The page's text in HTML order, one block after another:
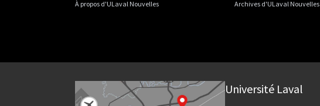
À propos d'ULaval Nouvelles Archives d'ULaval Nouvelles
Université Laval